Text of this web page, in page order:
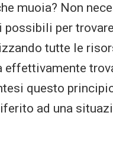
muoia? Non
per
tutte le
effettivamente
questo
ad una